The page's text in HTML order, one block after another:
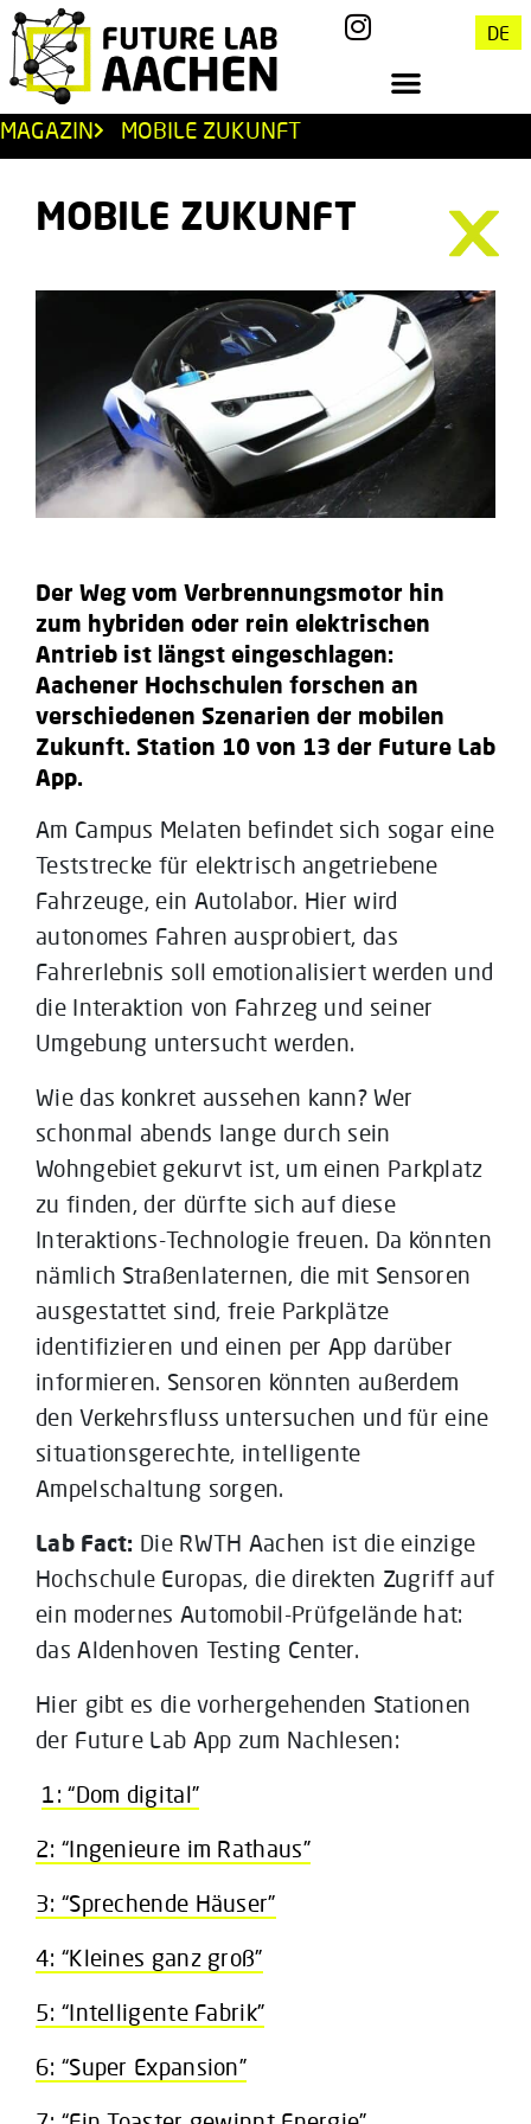
DE
MAGAZIN MOBILE ZUKUNFT
MOBILE ZUKUNFT
Der Weg vom Verbrennungsmotor hin
zum hybriden oder rein elektrischen
Antrieb ist längst eingeschlagen:
Aachener Hochschulen forschen an
verschiedenen Szenarien der mobilen
Zukunft. Station 10 von 13 der Future Lab
App.
Am Campus Melaten befindet sich sogar eine
Teststrecke für elektrisch angetriebene
Fahrzeuge, ein Autolabor. Hier wird
autonomes Fahren ausprobiert, das
Fahrerlebnis soll emotionalisiert werden und
die Interaktion von Fahrzeg und seiner
Umgebung untersucht werden.
Wie das konkret aussehen kann? Wer
schonmal abends lange durch sein
Wohngebiet gekurvt ist, um einen Parkplatz
zu finden, der dürfte sich auf diese
Interaktions-Technologie freuen. Da könnten
nämlich Straßenlaternen, die mit Sensoren
ausgestattet sind, freie Parkplätze
identifizieren und einen per App darüber
informieren. Sensoren könnten außerdem
den Verkehrsfluss untersuchen und für eine
situationsgerechte, intelligente
Ampelschaltung sorgen.
Lab Fact: Die RWTH Aachen ist die einzige
Hochschule Europas, die direkten Zugriff auf
ein modernes Automobil-Prüfgelände hat:
das Aldenhoven Testing Center.
Hier gibt es die vorhergehenden Stationen
der Future Lab App zum Nachlesen:
1: “Dom digital”
2: “Ingenieure im Rathaus”
3: “Sprechende Häuser”
4: “Kleines ganz groß”
5: “Intelligente Fabrik”
6: “Super Expansion”